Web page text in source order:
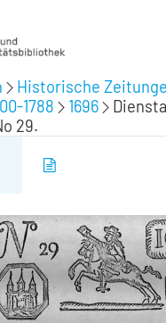
Historische
1788
1696
29.